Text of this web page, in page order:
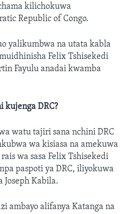
kilichokuwa
Republic of Congo.
yalikumbwa na utata kabla
Felix Tshisekedi
Fayulu anadai kwamba
kujenga DRC?
watu tajiri sana nchini DRC
wa kisiasa na amekuwa
wa sasa Felix Tshisekedi
paspoti ya DRC, iliyokuwa
Kabila.
ambayo alifanya Katanga na